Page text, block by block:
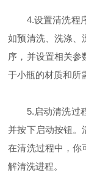
4.设置清洗程序
如预清洗、洗涤、
序，并设置相关参
于小瓶的材质和所
5.启动清洗过程
并按下启动按钮。
在清洗过程中，你
解清洗进程。